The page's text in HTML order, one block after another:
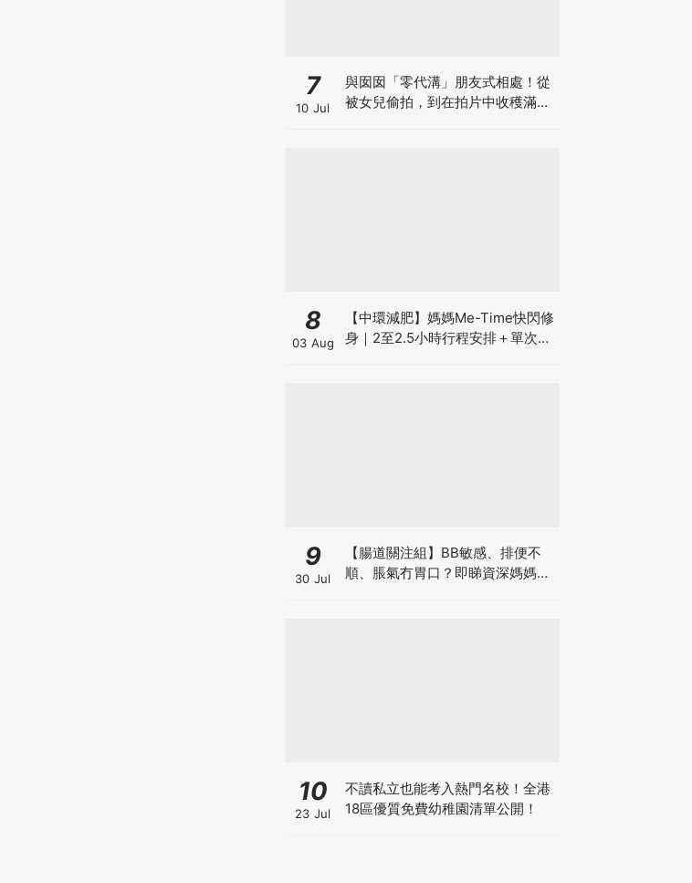
7
10 Jul
與囡囡「零代溝」朋友式相處！從
被女兒偷拍，到在拍片中收穫滿足
8
03 Aug
【中環減肥】媽媽Me-Time快閃修
身｜2至2.5小時行程安排＋單次收
9
30 Jul
【腸道關注組】BB敏感、排便不
順、脹氣冇胃口？即睇資深媽媽分
10
23 Jul
不讀私立也能考入熱門名校！全港
18區優質免費幼稚園清單公開！